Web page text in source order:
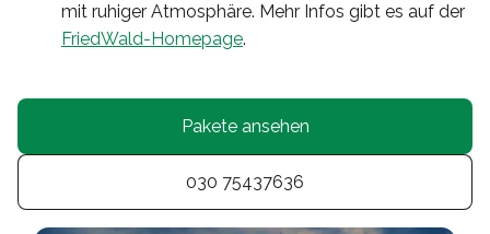
mit ruhiger Atmosphäre. Mehr Infos gibt es auf der
FriedWald-Homepage.
Pakete ansehen
030 75437636